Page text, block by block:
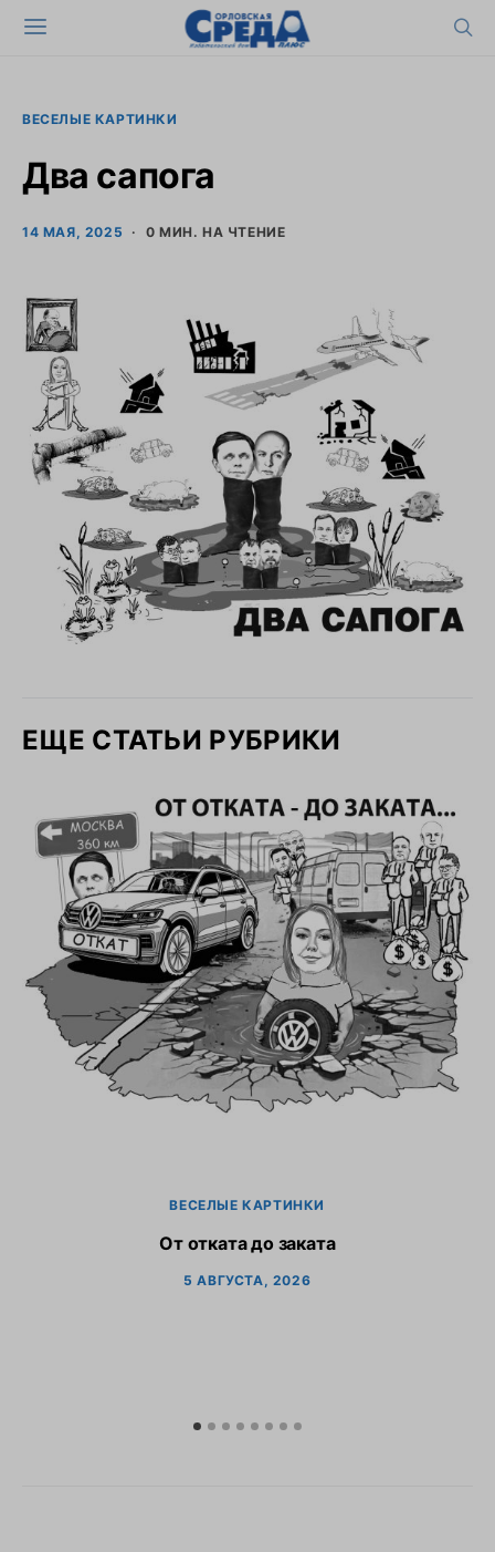
ВЕСЕЛЫЕ КАРТИНКИ
Два сапога
14 МАЯ, 2025 0 МИН. НА ЧТЕНИЕ
ЕЩЕ СТАТЬИ РУБРИКИ
ВЕСЕЛЫЕ КАРТИНКИ
От отката до заката
5 АВГУСТА, 2026